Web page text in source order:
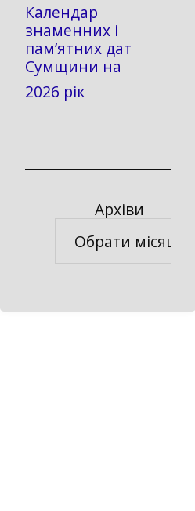
Календар
знаменних і
пам’ятних дат
Сумщини на
2026 рік
Архіви